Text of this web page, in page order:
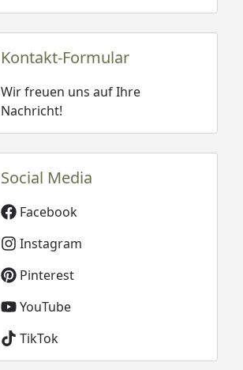
Kontakt-Formular
Wir freuen uns auf Ihre
Nachricht!
Social Media
Facebook
Instagram
Pinterest
YouTube
TikTok